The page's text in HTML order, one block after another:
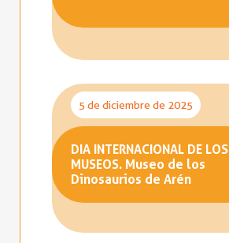
5 de diciembre de 2025
DIA INTERNACIONAL DE LOS
MUSEOS. Museo de los
Dinosaurios de Arén